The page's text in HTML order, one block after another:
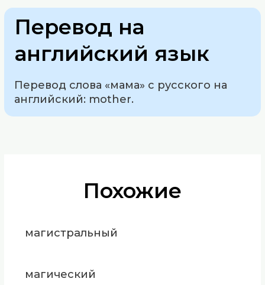
Перевод на
английский язык
Перевод слова «мама» с русского на
английский: mother.
Похожие
магистральный
магический